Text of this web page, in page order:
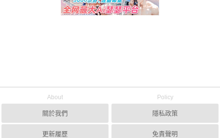
About
關於我們
更新履歷
Policy
隱私政策
免責聲明